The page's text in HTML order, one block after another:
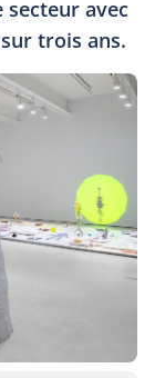
avec
trois ans.